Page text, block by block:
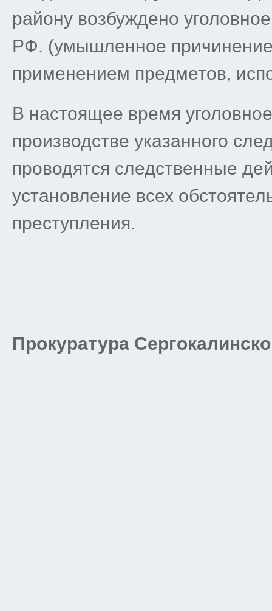
району возбуждено
РФ. (умышленное
применением предметов,
В настоящее время
производстве указанного
проводятся следственные
установление всех
преступления.
Прокуратура